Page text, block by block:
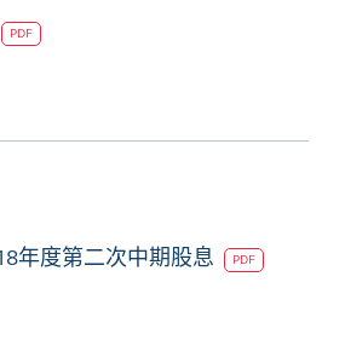
PDF
年度第二次中期股息 PDF